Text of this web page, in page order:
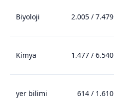
Biyoloji 2.005 / 7.479
Kimya 1.477 / 6.540
yer bilimi 614 / 1.610